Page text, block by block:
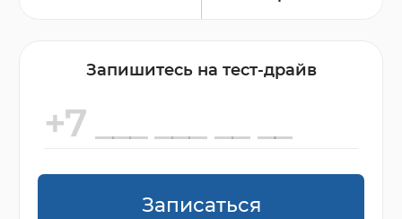
Запишитесь на тест-драйв
Записаться